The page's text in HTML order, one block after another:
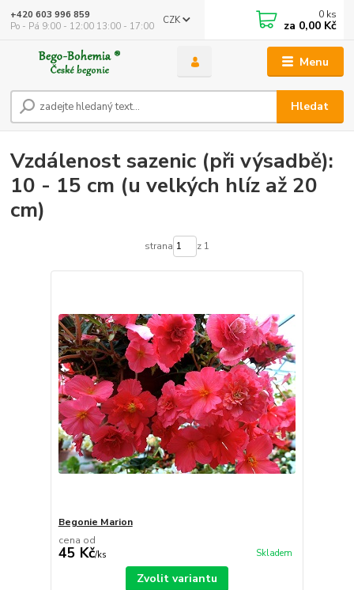
Menu
CZK
Hledat
+420 603 996 859
Po - Pá 9:00 - 12:00 13:00 - 17:00
0 ks
za 0,00 Kč
Vzdálenost sazenic (při výsadbě):
10 - 15 cm (u velkých hlíz až 20
cm)
strana z 1
Begonie Marion
cena od
45 Kč/ks Skladem
Zvolit variantu